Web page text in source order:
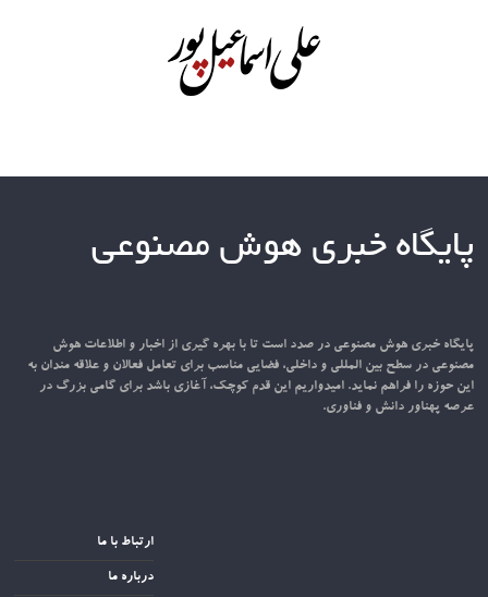
پایگاه خبری هوش مصنوعی
پایگاه خبری هوش مصنوعی در صدد است تا با بهره گیری از اخبار و اطلاعات هوش
مصنوعی در سطح بین المللی و داخلی، فضایی مناسب برای تعامل فعالان و علاقه مندان به
این حوزه را فراهم نماید. امیدواریم این قدم کوچک، آغازی باشد برای گامی بزرگ در
عرصه پهناور دانش و فناوری.
ارتباط با ما
درباره ما